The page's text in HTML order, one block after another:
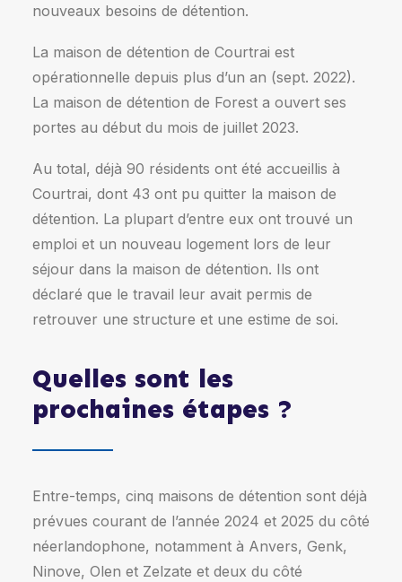
nouveaux besoins de détention.
La maison de détention de Courtrai est
opérationnelle depuis plus d’un an (sept. 2022).
La maison de détention de Forest a ouvert ses
portes au début du mois de juillet 2023.
Au total, déjà 90 résidents ont été accueillis à
Courtrai, dont 43 ont pu quitter la maison de
détention. La plupart d’entre eux ont trouvé un
emploi et un nouveau logement lors de leur
séjour dans la maison de détention. Ils ont
déclaré que le travail leur avait permis de
retrouver une structure et une estime de soi.
Quelles sont les
prochaines étapes ?
Entre-temps, cinq maisons de détention sont déjà
prévues courant de l’année 2024 et 2025 du côté
néerlandophone, notamment à Anvers, Genk,
Ninove, Olen et Zelzate et deux du côté